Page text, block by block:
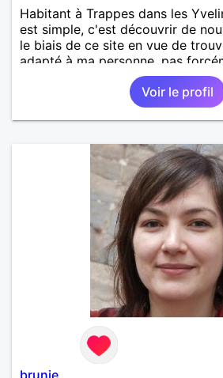
Habitant à Trappes dans les
est simple, c'est découvrir de
le biais de ce site en vue de
adapté à ma personne, pas
Voir le profil
brunie